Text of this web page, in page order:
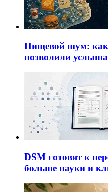
Пищевой шум:
позволили
DSM готовят к
больше науки и